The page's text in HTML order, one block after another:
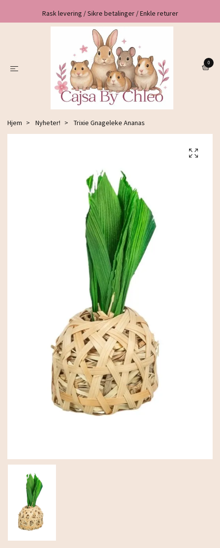
Rask levering / Sikre betalinger / Enkle returer
0
Hjem Nyheter! Trixie Gnageleke Ananas